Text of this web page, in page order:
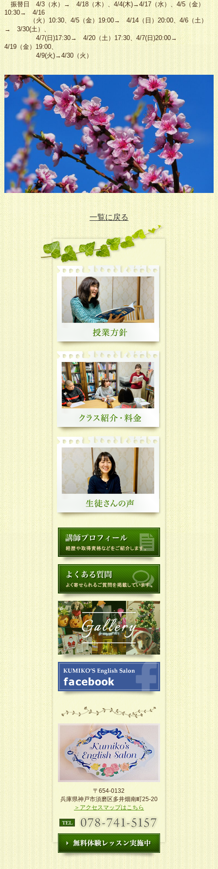
振替日 4/3（水）→ 4/18（木）、4/4(木)→4/17（水）、4/5（金）
10:30→ 4/16
（火）10:30、 4/5（金）19:00→ 4/14（日）20:00、4/6（土）
→ 3/30(土）、
4/7(日)17:30→ 4/20（土）17:30、 4/7(日)20:00→
4/19（金）19:00、
4/9(火)→4/30（火）
一覧に戻る
〒654-0132
兵庫県神戸市須磨区多井畑南町25-20
＞アクセスマップはこちら